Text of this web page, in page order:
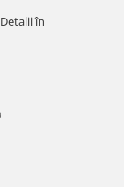
în